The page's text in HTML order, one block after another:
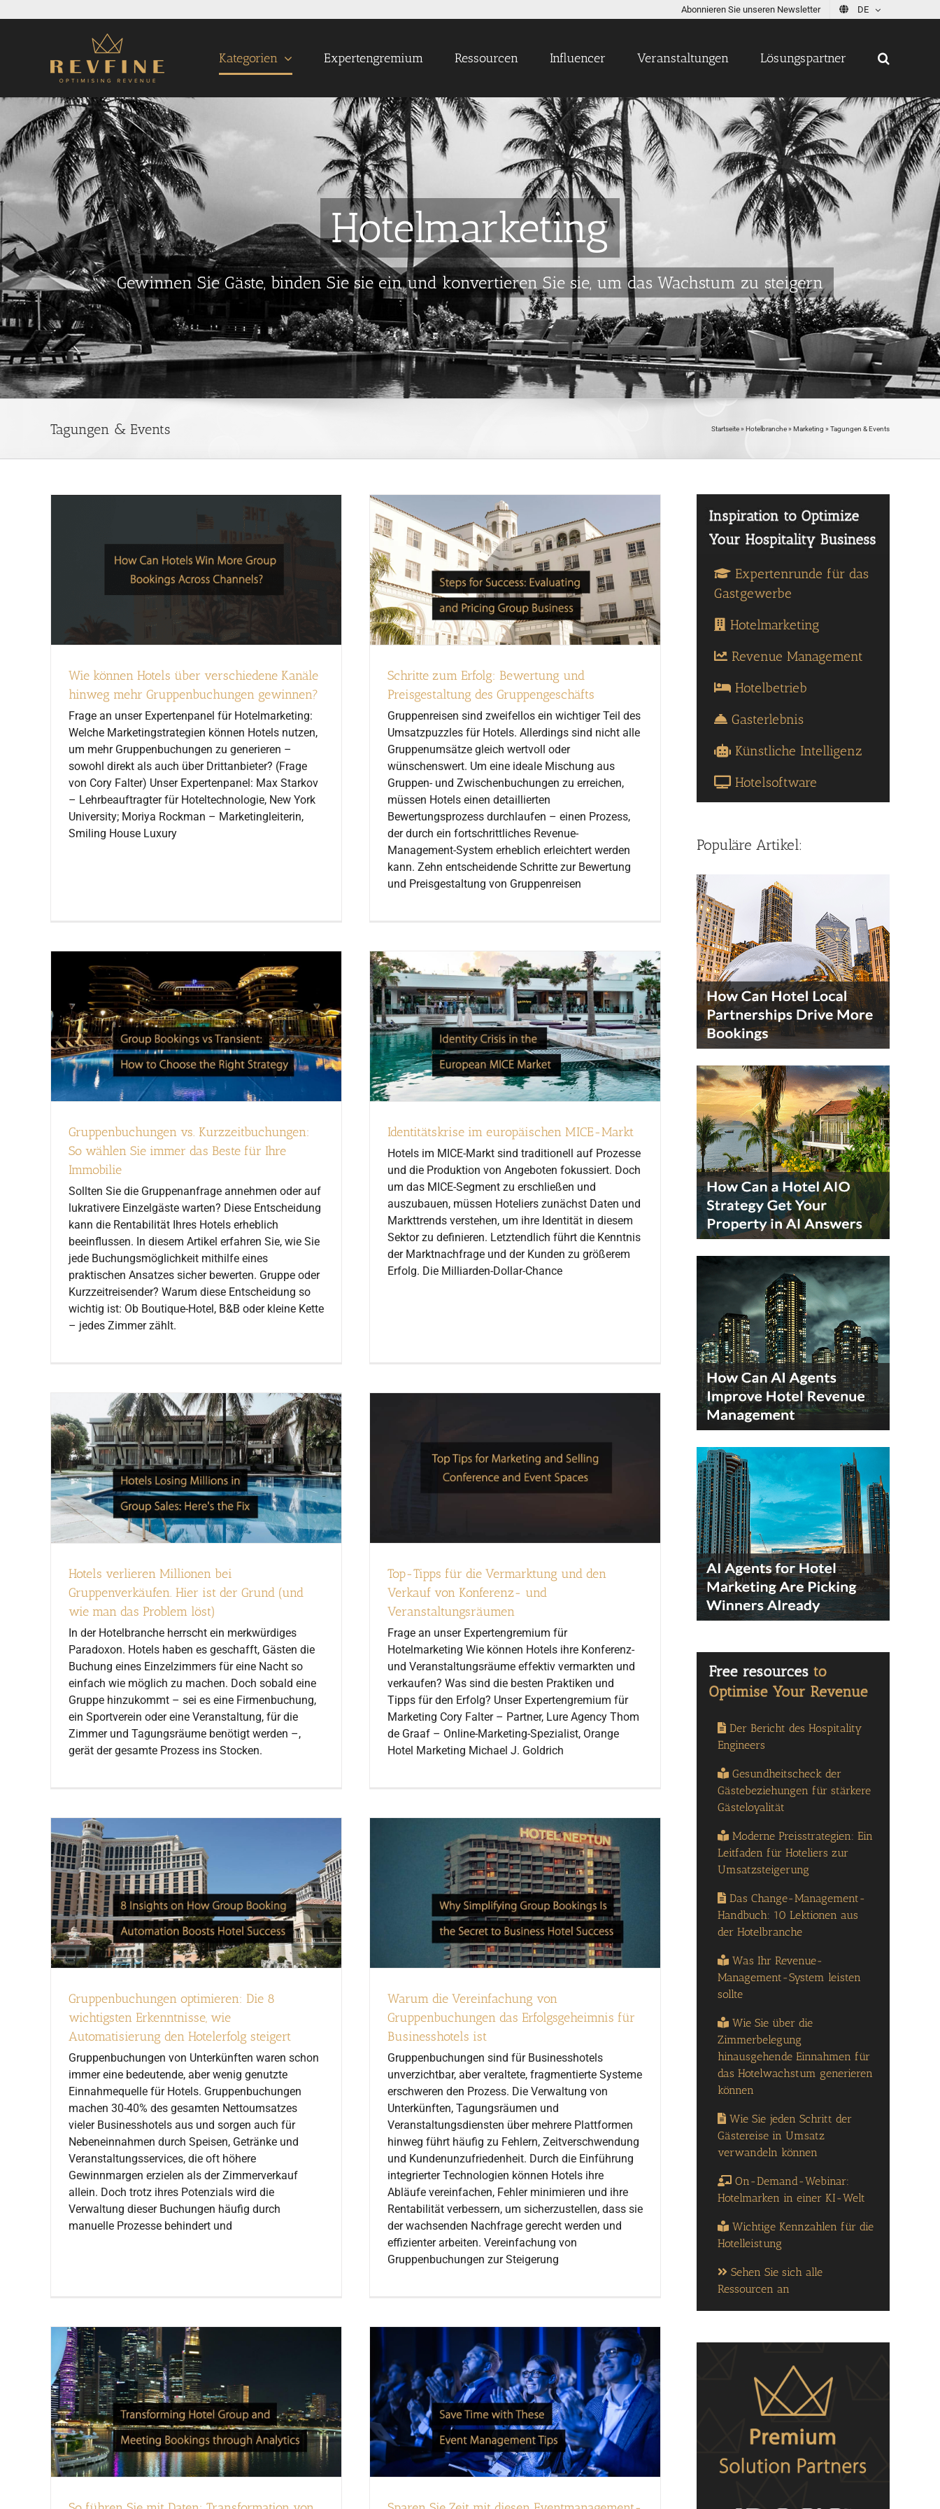
Abonnieren Sie unseren Newsletter DE
Kategorien Expertengremium Ressourcen Influencer Veranstaltungen Lösungspartner
Hotelmarketing
Gewinnen Sie Gäste, binden Sie sie ein und konvertieren Sie sie, um das Wachstum zu steigern
Tagungen & Events Startseite» Hotelbranche» Marketing » Tagungen & Events
Wie können Hotels über verschiedene Kanäle
hinweg mehr Gruppenbuchungen gewinnen?
Frage an unser Expertenpanel für Hotelmarketing:
Welche Marketingstrategien können Hotels nutzen,
um mehr Gruppenbuchungen zu generieren –
sowohl direkt als auch über Drittanbieter? (Frage
von Cory Falter) Unser Expertenpanel: Max Starkov
– Lehrbeauftragter für Hoteltechnologie, New York
University; Moriya Rockman – Marketingleiterin,
Smiling House Luxury
Schritte zum Erfolg: Bewertung und
Preisgestaltung des Gruppengeschäfts
Gruppenreisen sind zweifellos ein wichtiger Teil des
Umsatzpuzzles für Hotels. Allerdings sind nicht alle
Gruppenumsätze gleich wertvoll oder
wünschenswert. Um eine ideale Mischung aus
Gruppen- und Zwischenbuchungen zu erreichen,
müssen Hotels einen detaillierten
Bewertungsprozess durchlaufen – einen Prozess,
der durch ein fortschrittliches Revenue-
Management-System erheblich erleichtert werden
kann. Zehn entscheidende Schritte zur Bewertung
und Preisgestaltung von Gruppenreisen
Gruppenbuchungen vs. Kurzzeitbuchungen:
So wählen Sie immer das Beste für Ihre
Immobilie
Sollten Sie die Gruppenanfrage annehmen oder auf
lukrativere Einzelgäste warten? Diese Entscheidung
kann die Rentabilität Ihres Hotels erheblich
beeinflussen. In diesem Artikel erfahren Sie, wie Sie
jede Buchungsmöglichkeit mithilfe eines
praktischen Ansatzes sicher bewerten. Gruppe oder
Kurzzeitreisender? Warum diese Entscheidung so
wichtig ist: Ob Boutique-Hotel, B&B oder kleine Kette
– jedes Zimmer zählt.
Identitätskrise im europäischen MICE-Markt
Hotels im MICE-Markt sind traditionell auf Prozesse
und die Produktion von Angeboten fokussiert. Doch
um das MICE-Segment zu erschließen und
auszubauen, müssen Hoteliers zunächst Daten und
Markttrends verstehen, um ihre Identität in diesem
Sektor zu definieren. Letztendlich führt die Kenntnis
der Marktnachfrage und der Kunden zu größerem
Erfolg. Die Milliarden-Dollar-Chance
Hotels verlieren Millionen bei
Gruppenverkäufen. Hier ist der Grund (und
wie man das Problem löst)
In der Hotelbranche herrscht ein merkwürdiges
Paradoxon. Hotels haben es geschafft, Gästen die
Buchung eines Einzelzimmers für eine Nacht so
einfach wie möglich zu machen. Doch sobald eine
Gruppe hinzukommt – sei es eine Firmenbuchung,
ein Sportverein oder eine Veranstaltung, für die
Zimmer und Tagungsräume benötigt werden –,
gerät der gesamte Prozess ins Stocken.
Top-Tipps für die Vermarktung und den
Verkauf von Konferenz- und
Veranstaltungsräumen
Frage an unser Expertengremium für
Hotelmarketing Wie können Hotels ihre Konferenz-
und Veranstaltungsräume effektiv vermarkten und
verkaufen? Was sind die besten Praktiken und
Tipps für den Erfolg? Unser Expertengremium für
Marketing Cory Falter – Partner, Lure Agency Thom
de Graaf – Online-Marketing-Spezialist, Orange
Hotel Marketing Michael J. Goldrich
Gruppenbuchungen optimieren: Die 8
wichtigsten Erkenntnisse, wie
Automatisierung den Hotelerfolg steigert
Gruppenbuchungen von Unterkünften waren schon
immer eine bedeutende, aber wenig genutzte
Einnahmequelle für Hotels. Gruppenbuchungen
machen 30-40% des gesamten Nettoumsatzes
vieler Businesshotels aus und sorgen auch für
Nebeneinnahmen durch Speisen, Getränke und
Veranstaltungsservices, die oft höhere
Gewinnmargen erzielen als der Zimmerverkauf
allein. Doch trotz ihres Potenzials wird die
Verwaltung dieser Buchungen häufig durch
manuelle Prozesse behindert und
Warum die Vereinfachung von
Gruppenbuchungen das Erfolgsgeheimnis für
Businesshotels ist
Gruppenbuchungen sind für Businesshotels
unverzichtbar, aber veraltete, fragmentierte Systeme
erschweren den Prozess. Die Verwaltung von
Unterkünften, Tagungsräumen und
Veranstaltungsdiensten über mehrere Plattformen
hinweg führt häufig zu Fehlern, Zeitverschwendung
und Kundenunzufriedenheit. Durch die Einführung
integrierter Technologien können Hotels ihre
Abläufe vereinfachen, Fehler minimieren und ihre
Rentabilität verbessern, um sicherzustellen, dass sie
der wachsenden Nachfrage gerecht werden und
effizienter arbeiten. Vereinfachung von
Gruppenbuchungen zur Steigerung
Expertenrunde für das
Gastgewerbe
Hotelmarketing
Revenue Management
Hotelbetrieb
Gasterlebnis
Künstliche Intelligenz
Hotelsoftware
Populäre Artikel:
Der Bericht des Hospitality
Engineers
Gesundheitscheck der
Gästebeziehungen für stärkere
Gästeloyalität
Moderne Preisstrategien: Ein
Leitfaden für Hoteliers zur
Umsatzsteigerung
Das Change-Management-
Handbuch: 10 Lektionen aus
der Hotelbranche
Was Ihr Revenue-
Management-System leisten
sollte
Wie Sie über die
Zimmerbelegung
hinausgehende Einnahmen für
das Hotelwachstum generieren
können
Wie Sie jeden Schritt der
Gästereise in Umsatz
verwandeln können
On-Demand-Webinar:
Hotelmarken in einer KI-Welt
Wichtige Kennzahlen für die
Hotelleistung
Sehen Sie sich alle
Ressourcen an